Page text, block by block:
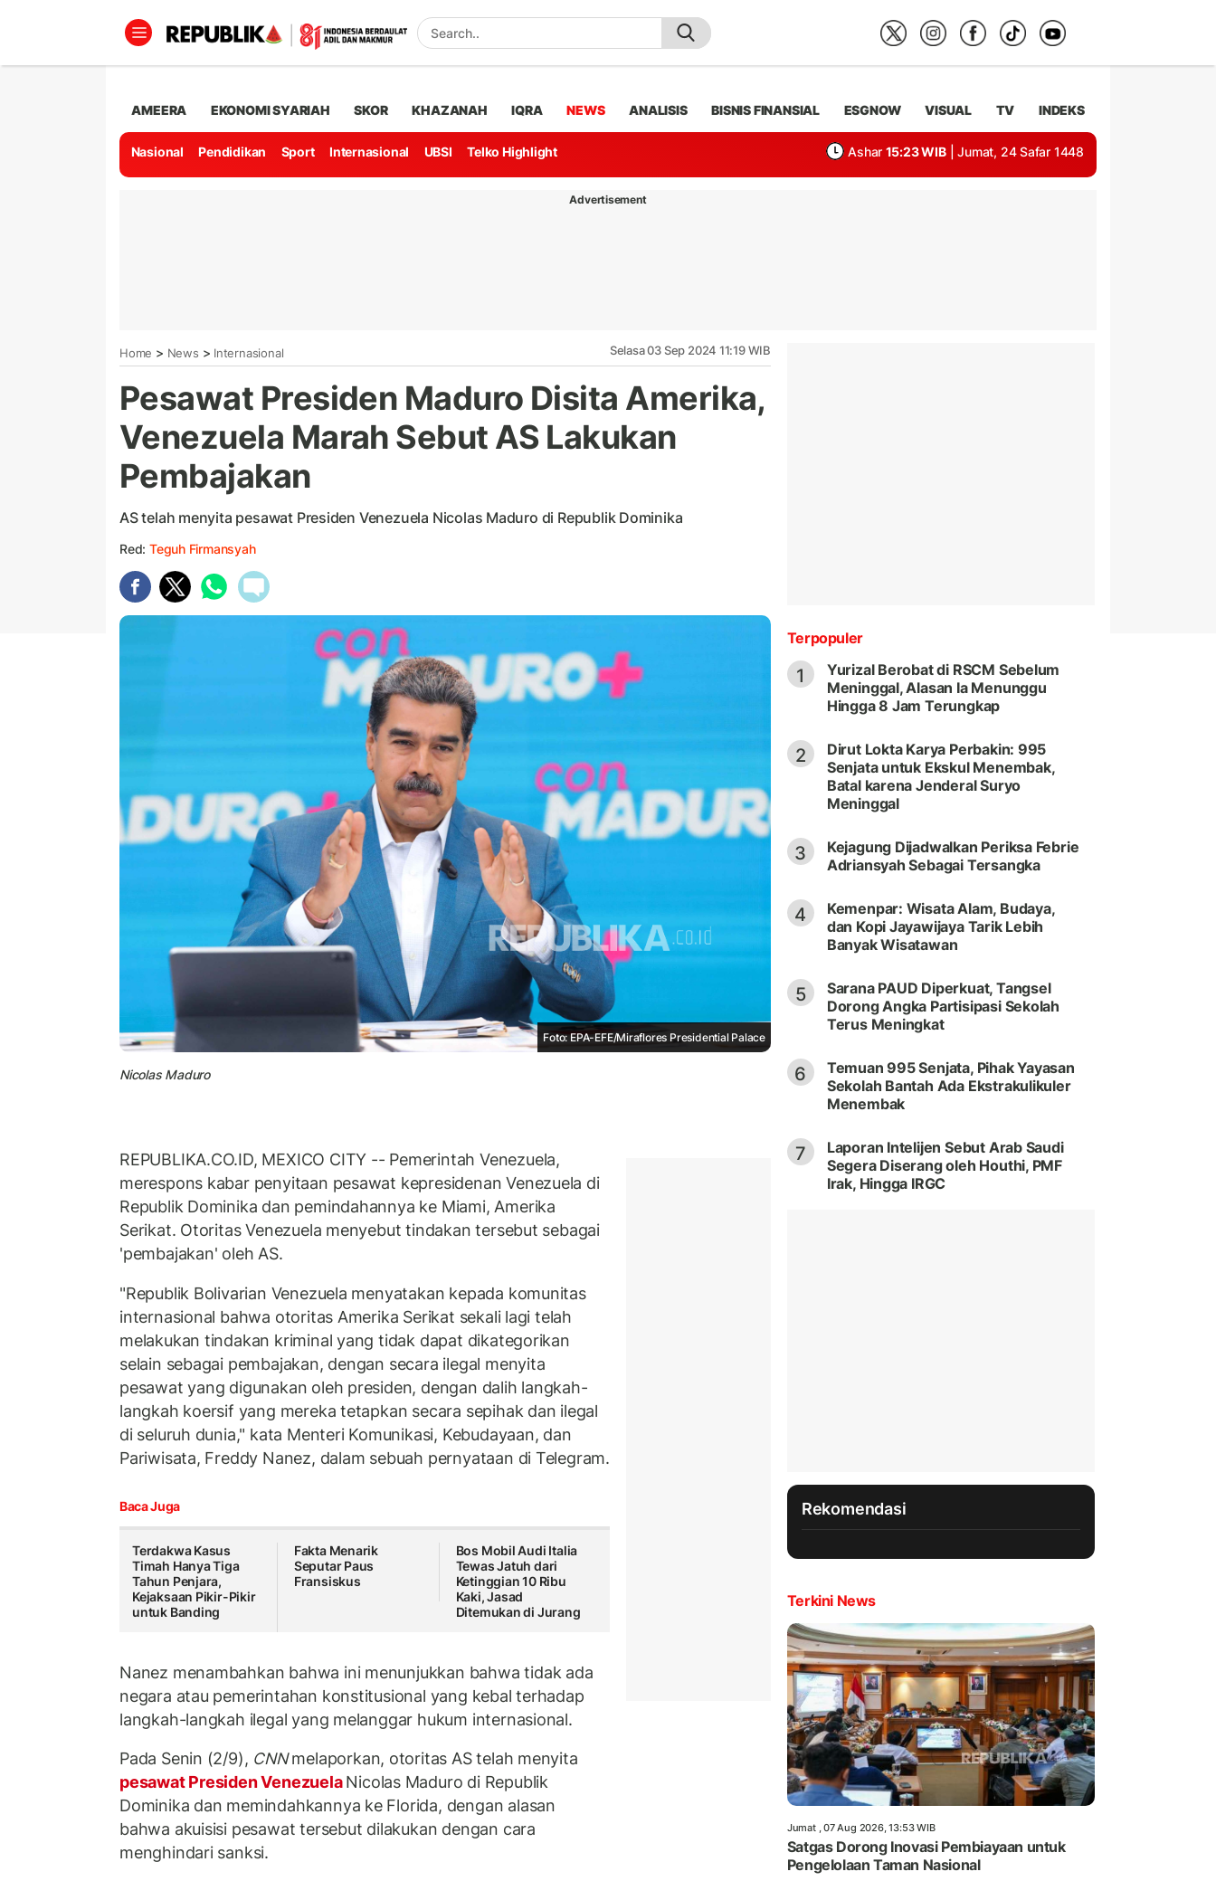
AMEERA EKONOMI SYARIAH SKOR KHAZANAH IQRA NEWS ANALISIS BISNIS FINANSIAL ESGNOW VISUAL TV INDEKS
Nasional Pendidikan Sport Internasional UBSI Telko Highlight Ashar 15:23 WIB | Jumat, 24 Safar 1448
Advertisement
Home > News > Internasional Selasa 03 Sep 2024 11:19 WIB
Pesawat Presiden Maduro Disita Amerika,
Venezuela Marah Sebut AS Lakukan
Pembajakan
AS telah menyita pesawat Presiden Venezuela Nicolas Maduro di Republik Dominika
Red: Teguh Firmansyah
Foto: EPA-EFE/Miraflores Presidential Palace
Nicolas Maduro
REPUBLIKA.CO.ID, MEXICO CITY -- Pemerintah Venezuela,
merespons kabar penyitaan pesawat kepresidenan Venezuela di
Republik Dominika dan pemindahannya ke Miami, Amerika
Serikat. Otoritas Venezuela menyebut tindakan tersebut sebagai
'pembajakan' oleh AS.
"Republik Bolivarian Venezuela menyatakan kepada komunitas
internasional bahwa otoritas Amerika Serikat sekali lagi telah
melakukan tindakan kriminal yang tidak dapat dikategorikan
selain sebagai pembajakan, dengan secara ilegal menyita
pesawat yang digunakan oleh presiden, dengan dalih langkah-
langkah koersif yang mereka tetapkan secara sepihak dan ilegal
di seluruh dunia," kata Menteri Komunikasi, Kebudayaan, dan
Pariwisata, Freddy Nanez, dalam sebuah pernyataan di Telegram.
Baca Juga
Terdakwa Kasus
Timah Hanya Tiga
Tahun Penjara,
Kejaksaan Pikir-Pikir
untuk Banding
Fakta Menarik
Seputar Paus
Fransiskus
Bos Mobil Audi Italia
Tewas Jatuh dari
Ketinggian 10 Ribu
Kaki, Jasad
Ditemukan di Jurang
Nanez menambahkan bahwa ini menunjukkan bahwa tidak ada
negara atau pemerintahan konstitusional yang kebal terhadap
langkah-langkah ilegal yang melanggar hukum internasional.
Pada Senin (2/9), CNNmelaporkan, otoritas AS telah menyita
pesawat Presiden VenezuelaNicolas Maduro di Republik
Dominika dan memindahkannya ke Florida, dengan alasan
bahwa akuisisi pesawat tersebut dilakukan dengan cara
menghindari sanksi.
Terpopuler
1
Yurizal Berobat di RSCM Sebelum
Meninggal, Alasan Ia Menunggu
Hingga 8 Jam Terungkap
2
Dirut Lokta Karya Perbakin: 995
Senjata untuk Ekskul Menembak,
Batal karena Jenderal Suryo
Meninggal
3
Kejagung Dijadwalkan Periksa Febrie
Adriansyah Sebagai Tersangka
4
Kemenpar: Wisata Alam, Budaya,
dan Kopi Jayawijaya Tarik Lebih
Banyak Wisatawan
5
Sarana PAUD Diperkuat, Tangsel
Dorong Angka Partisipasi Sekolah
Terus Meningkat
6
Temuan 995 Senjata, Pihak Yayasan
Sekolah Bantah Ada Ekstrakulikuler
Menembak
7
Laporan Intelijen Sebut Arab Saudi
Segera Diserang oleh Houthi, PMF
Irak, Hingga IRGC
Rekomendasi
Terkini News
Jumat , 07 Aug 2026, 13:53 WIB
Satgas Dorong Inovasi Pembiayaan untuk
Pengelolaan Taman Nasional